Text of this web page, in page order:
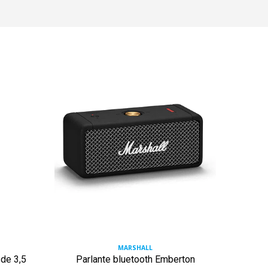
3,5
MARSHALL
Parlante bluetooth Emberton